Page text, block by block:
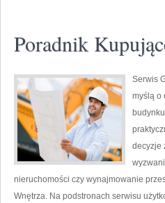
Poradnik
Serwis
myślą o
decyzje
nieruchomości czy wynajmowanie
Wnętrza. Na podstronach serwisu